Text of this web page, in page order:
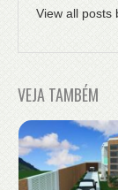
View all posts
VEJA TAMBÉM